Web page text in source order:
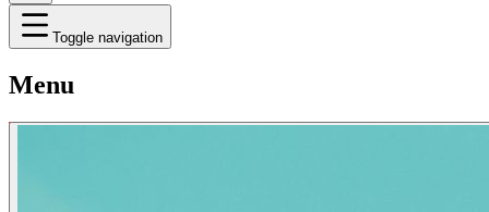
Toggle navigation
Menu